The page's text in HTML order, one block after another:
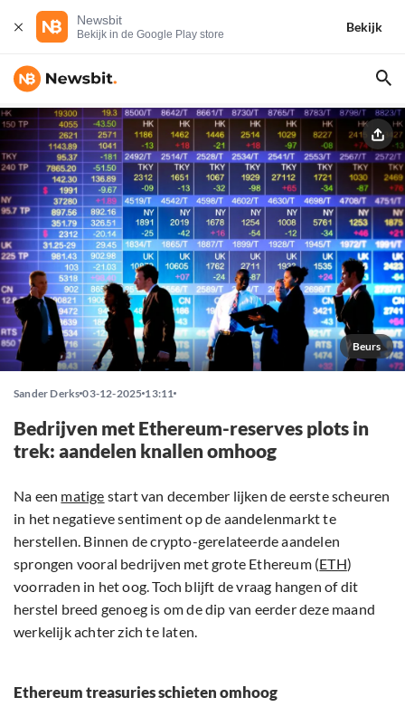
Newsbit
Bekijk in de Google Play store
Bekijk
Beurs
Sander Derks 03-12-2025 13:11
Bedrijven met Ethereum-reserves plots in
trek: aandelen knallen omhoog
Na een matige start van december lijken de eerste scheuren
in het negatieve sentiment op de aandelenmarkt te
herstellen. Binnen de crypto-gerelateerde aandelen
sprongen vooral bedrijven met grote Ethereum (ETH)
voorraden in het oog. Toch blijft de vraag hangen of dit
herstel breed genoeg is om de dip van eerder deze maand
werkelijk achter zich te laten.
Ethereum treasuries schieten omhoog